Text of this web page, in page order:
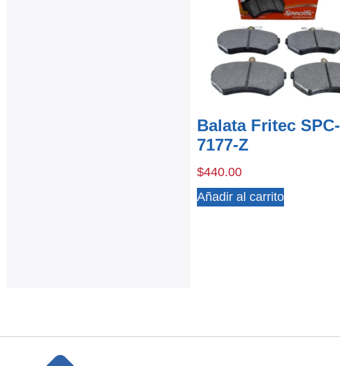
Balata Fritec SPC-
7177-Z
$440.00
Añadir al carrito